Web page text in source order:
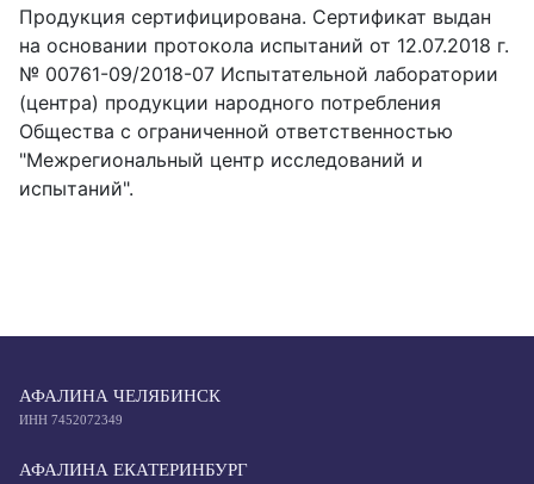
Продукция сертифицирована. Сертификат выдан
на основании протокола испытаний от 12.07.2018 г.
№ 00761-09/2018-07 Испытательной лаборатории
(центра) продукции народного потребления
Общества с ограниченной ответственностью
"Межрегиональный центр исследований и
испытаний".
АФАЛИНА ЧЕЛЯБИНСК
ИНН 7452072349
АФАЛИНА ЕКАТЕРИНБУРГ